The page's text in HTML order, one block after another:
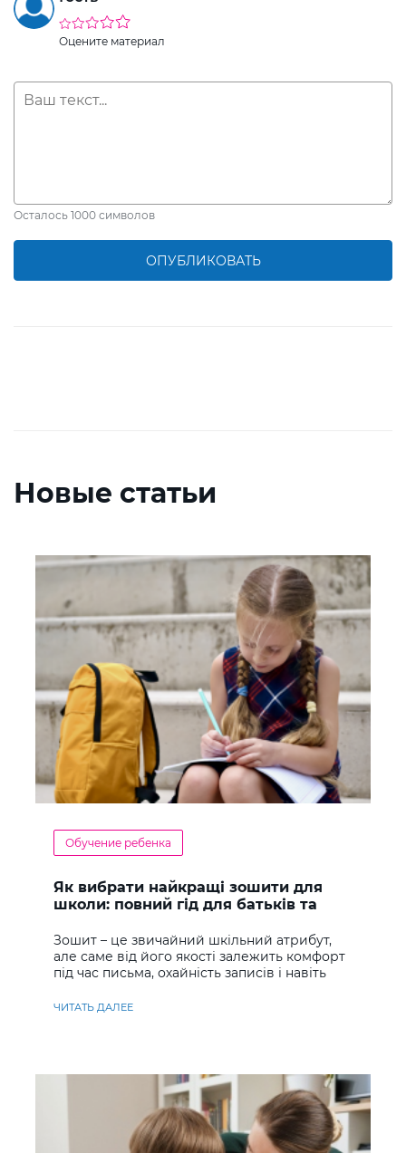
Оцените материал
Осталось 1000 символов
ОПУБЛИКОВАТЬ
Новые статьи
Обучение ребенка
Як вибрати найкращі зошити для
школи: повний гід для батьків та
Зошит – це звичайний шкільний атрибут,
але саме від його якості залежить комфорт
під час письма, охайність записів і навіть
ЧИТАТЬ ДАЛЕЕ